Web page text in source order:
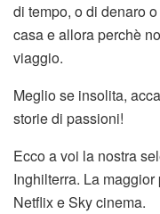
di tempo, o di denaro
casa e allora perchè
viaggio.
Meglio se insolita,
storie di passioni!
Ecco a voi la nostra
Inghilterra. La
Netflix e Sky cinema.